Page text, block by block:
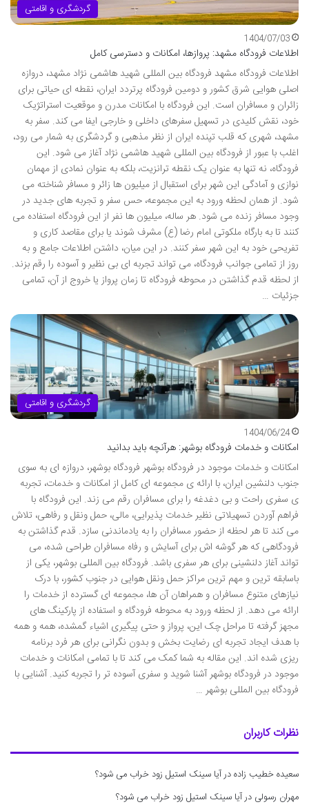
گردشگری و اقامتی
1404/07/03
اطلاعات فرودگاه مشهد: پروازها، امکانات و دسترسی کامل
اطلاعات فرودگاه مشهد فرودگاه بین المللی شهید هاشمی نژاد مشهد، دروازه
اصلی هوایی شرق کشور و دومین فرودگاه پرتردد ایران، نقطه ای حیاتی برای
زائران و مسافران است. این فرودگاه با امکانات مدرن و موقعیت استراتژیک
خود، نقش کلیدی در تسهیل سفرهای داخلی و خارجی ایفا می کند. سفر به
مشهد، شهری که قلب تپنده ایران از نظر مذهبی و گردشگری به شمار می رود،
اغلب با عبور از فرودگاه بین المللی شهید هاشمی نژاد آغاز می شود. این
فرودگاه، نه تنها به عنوان یک نقطه ترانزیت، بلکه به عنوان نمادی از مهمان
نوازی و آمادگی این شهر برای استقبال از میلیون ها زائر و مسافر شناخته می
شود. از همان لحظه ورود به این مجموعه، حس سفر و تجربه های جدید در
وجود مسافر زنده می شود. هر ساله، میلیون ها نفر از این فرودگاه استفاده می
کنند تا به بارگاه ملکوتی امام رضا (ع) مشرف شوند یا برای مقاصد کاری و
تفریحی خود به این شهر سفر کنند. در این میان، داشتن اطلاعات جامع و به
روز از تمامی جوانب فرودگاه، می تواند تجربه ای بی نظیر و آسوده را رقم بزند.
از لحظه قدم گذاشتن در محوطه فرودگاه تا زمان پرواز یا خروج از آن، تمامی
جزئیات …
گردشگری و اقامتی
1404/06/24
امکانات و خدمات فرودگاه بوشهر: هرآنچه باید بدانید
امکانات و خدمات موجود در فرودگاه بوشهر فرودگاه بوشهر، دروازه ای به سوی
جنوب دلنشین ایران، با ارائه ی مجموعه ای کامل از امکانات و خدمات، تجربه
ی سفری راحت و بی دغدغه را برای مسافران رقم می زند. این فرودگاه با
فراهم آوردن تسهیلاتی نظیر خدمات پذیرایی، مالی، حمل ونقل و رفاهی، تلاش
می کند تا هر لحظه از حضور مسافران را به یادماندنی سازد. قدم گذاشتن به
فرودگاهی که هر گوشه اش برای آسایش و رفاه مسافران طراحی شده، می
تواند آغاز دلنشینی برای هر سفری باشد. فرودگاه بین المللی بوشهر، یکی از
باسابقه ترین و مهم ترین مراکز حمل ونقل هوایی در جنوب کشور، با درک
نیازهای متنوع مسافران و همراهان آن ها، مجموعه ای گسترده از خدمات را
ارائه می دهد. از لحظه ورود به محوطه فرودگاه و استفاده از پارکینگ های
مجهز گرفته تا مراحل چک این، پرواز و حتی پیگیری اشیاء گمشده، همه و همه
با هدف ایجاد تجربه ای رضایت بخش و بدون نگرانی برای هر فرد برنامه
ریزی شده اند. این مقاله به شما کمک می کند تا با تمامی امکانات و خدمات
موجود در فرودگاه بوشهر آشنا شوید و سفری آسوده تر را تجربه کنید. آشنایی با
فرودگاه بین المللی بوشهر …
نظرات کاربران
سعیده خطیب زادهدرآیا سینک استیل زود خراب می شود؟
مهران رسولی درآیا سینک استیل زود خراب می شود؟